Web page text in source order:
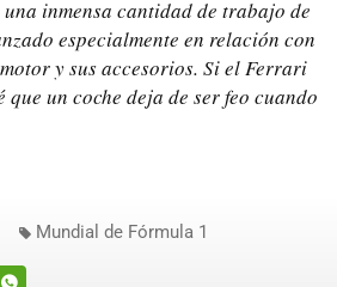
una inmensa cantidad de trabajo de
especialmente en relación con
y sus accesorios. Si el Ferrari
que un coche deja de ser feo cuando
Mundial de Fórmula 1